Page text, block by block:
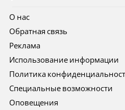
О нас
Обратная связь
Реклама
Использование информации
Политика
Специальные возможности
Оповещения